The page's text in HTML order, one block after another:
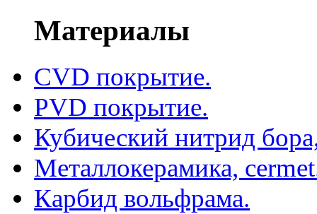
Материалы
CVD покрытие.
PVD покрытие.
Кубический нитрид
Металлокерамика,
Карбид вольфрама.